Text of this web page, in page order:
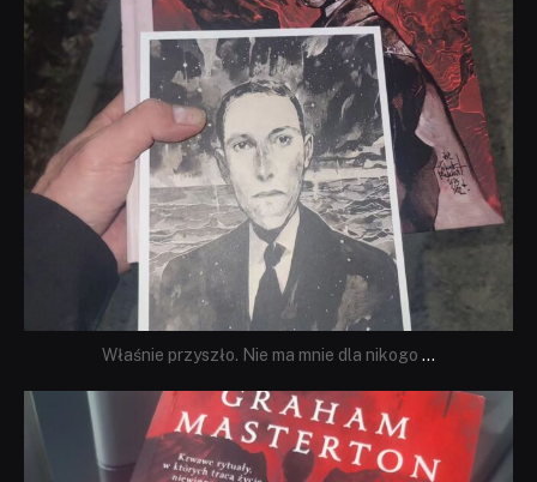
Właśnie przyszło. Nie ma mnie dla nikogo ...
dobryhorror
Sie 23